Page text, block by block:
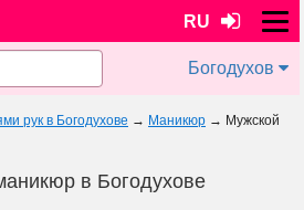
RU
Богодухов
рук в Богодухове → Маникюр → Мужской
в Богодухове